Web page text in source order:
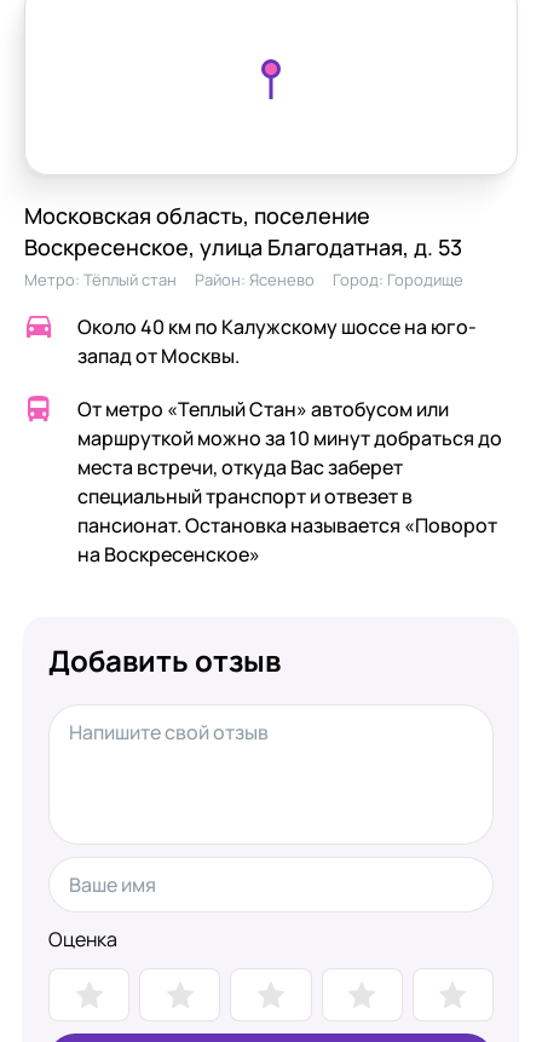
Московская область, поселение
Воскресенское, улица Благодатная, д. 53
Метро: Тёплый стан Район: Ясенево Город: Городище
Около 40 км по Калужскому шоссе на юго-
запад от Москвы.
От метро «Теплый Стан» автобусом или
маршруткой можно за 10 минут добраться до
места встречи, откуда Вас заберет
специальный транспорт и отвезет в
пансионат. Остановка называется «Поворот
на Воскресенское»
Добавить отзыв
Оценка